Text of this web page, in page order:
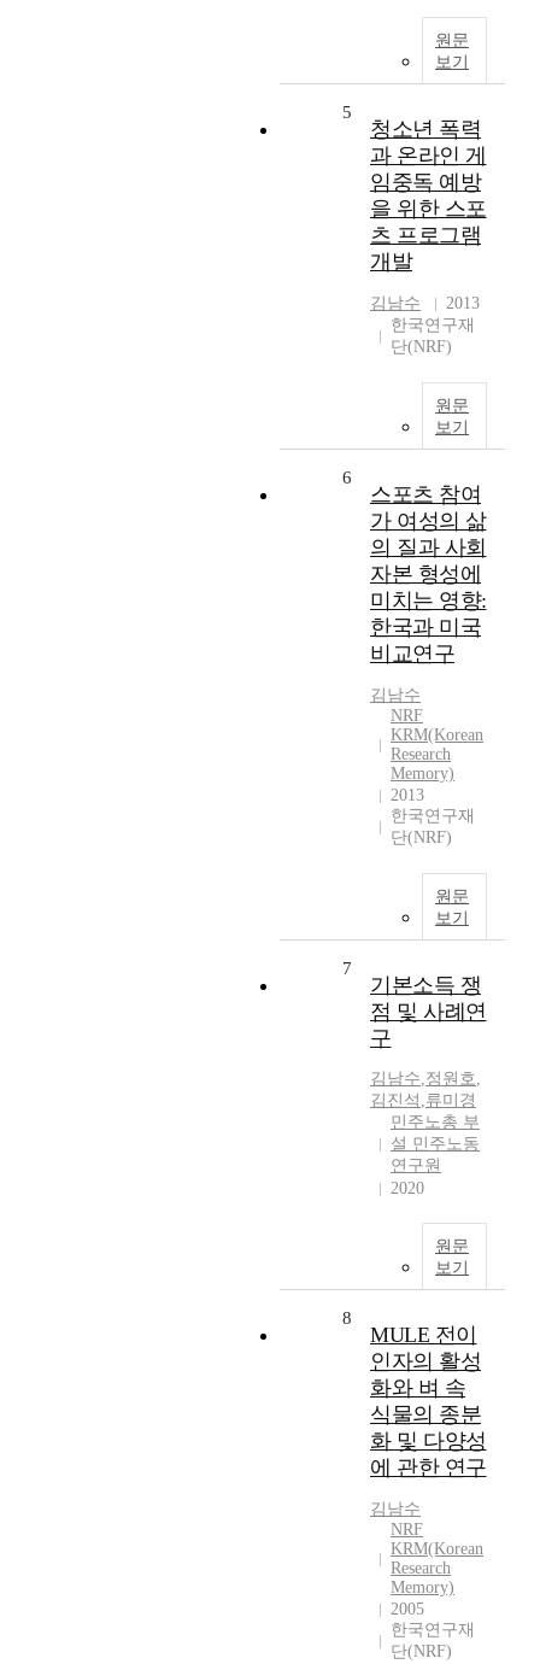
원문
보기
5
청소년 폭력
과 온라인 게
임중독 예방
을 위한 스포
츠 프로그램
개발
김남수
2013
한국연구재
단(NRF)
원문
보기
6
스포츠 참여
가 여성의 삶
의 질과 사회
자본 형성에
미치는 영향:
한국과 미국
비교연구
김남수
NRF
KRM(Korean
Research
Memory)
2013
한국연구재
단(NRF)
원문
보기
7
기본소득 쟁
점 및 사례연
구
김남수,정원호,
김진석 ,류미경
민주노총 부
설 민주노동
연구원
2020
원문
보기
8
MULE 전이
인자의 활성
화와 벼 속
식물의 종분
화 및 다양성
에 관한 연구
김남수
NRF
KRM(Korean
Research
Memory)
2005
한국연구재
단(NRF)